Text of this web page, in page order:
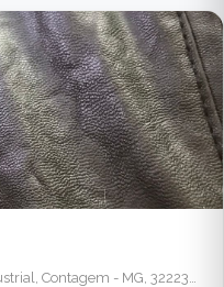
Av: Jucelino Kubitschek, 1246 - Industrial, Contagem - MG, 32223-400, Brasil - Ibirité